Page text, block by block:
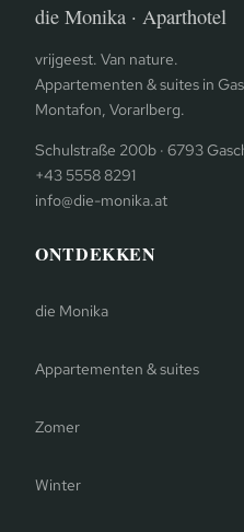
die Monika · Aparthotel
vrijgeest. Van nature.
Appartementen & suites in
Montafon, Vorarlberg.
Schulstraße 200b · 6793
+43 5558 8291
info@die-monika.at
ONTDEKKEN
die Monika
Appartementen & suites
Zomer
Winter